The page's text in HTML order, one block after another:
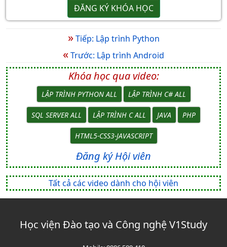
ĐĂNG KÝ KHÓA HỌC
»Tiếp: Lập trình Python
«Trước: Lập trình Android
Khóa học qua video:
LẬP TRÌNH PYTHON ALL LẬP TRÌNH C# ALL
SQL SERVER ALL LẬP TRÌNH C ALL JAVA PHP
HTML5-CSS3-JAVASCRIPT
Đăng ký Hội viên
Tất cả các video dành cho hội viên
Học viện Đào tạo và Công nghệ V1Study